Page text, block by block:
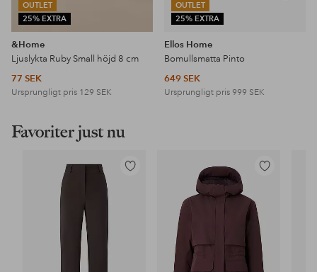
OUTLET
25% EXTRA
&Home
Ljuslykta Ruby Small höjd 8 cm
77 SEK
Ursprungligt pris 129 SEK
OUTLET
25% EXTRA
Ellos Home
Bomullsmatta Pinto
649 SEK
Ursprungligt pris 999 SEK
Favoriter just nu
Lägg
Lägg
i
favoriter